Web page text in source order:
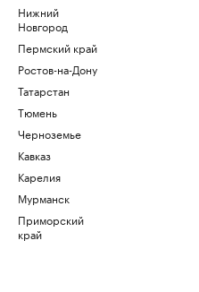
Нижний
Новгород
Пермский край
Ростов-на-Дону
Татарстан
Тюмень
Черноземье
Кавказ
Карелия
Мурманск
Приморский
край